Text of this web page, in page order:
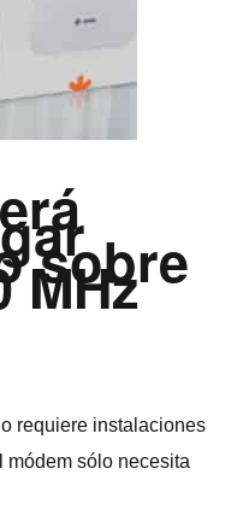
sobre
MHz
requiere instalaciones
módem sólo necesita